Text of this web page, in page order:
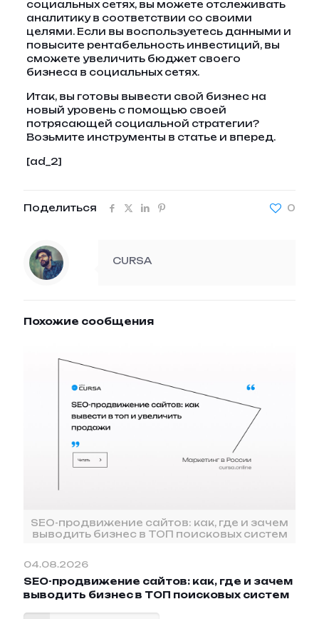
социальных сетях, вы можете отслеживать
аналитику в соответствии со своими
целями. Если вы воспользуетесь данными и
повысите рентабельность инвестиций, вы
сможете увеличить бюджет своего
бизнеса в социальных сетях.
Итак, вы готовы вывести свой бизнес на
новый уровень с помощью своей
потрясающей социальной стратегии?
Возьмите инструменты в статье и вперед.
[ad_2]
Поделиться 0
CURSA
Похожие сообщения
SEO-продвижение сайтов: как, где и зачем
выводить бизнес в ТОП поисковых систем
04.08.2026
SEO-продвижение сайтов: как, где и зачем
выводить бизнес в ТОП поисковых систем